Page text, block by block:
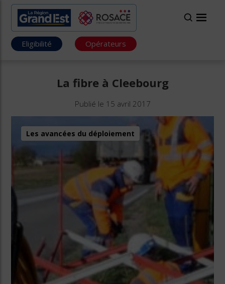
Eligibilité Opérateurs
La fibre à Cleebourg
Publié le 15 avril 2017
Les avancées du déploiement